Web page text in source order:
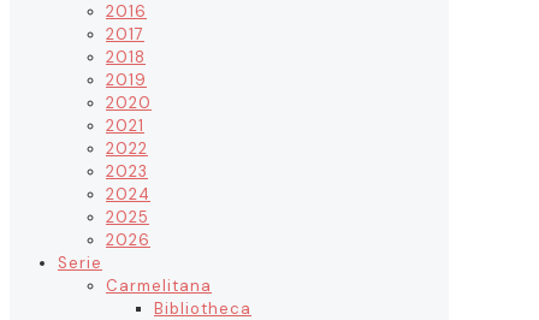
2016
2017
2018
2019
2020
2021
2022
2023
2024
2025
2026
Serie
Carmelitana
Bibliotheca